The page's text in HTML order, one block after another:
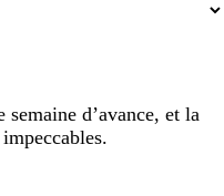
d’avance, et la